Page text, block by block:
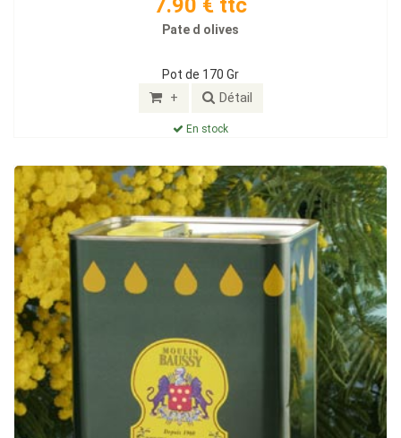
7.90 € ttc
Pate d olives
Pot de 170 Gr
+ Détail
En stock